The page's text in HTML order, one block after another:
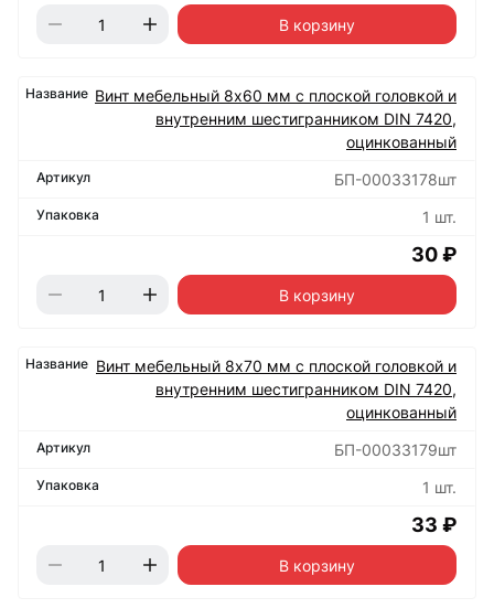
В корзину
Винт мебельный 8х60 мм с плоской головкой и
внутренним шестигранником DIN 7420,
оцинкованный
БП-00033178шт
1 шт.
30 ₽
В корзину
Винт мебельный 8х70 мм с плоской головкой и
внутренним шестигранником DIN 7420,
оцинкованный
БП-00033179шт
1 шт.
33 ₽
В корзину